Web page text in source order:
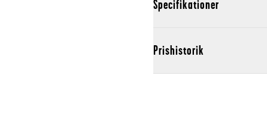
Specifikationer
Prishistorik